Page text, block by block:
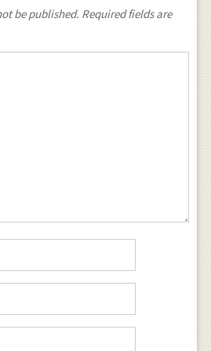
be published. Required fields are